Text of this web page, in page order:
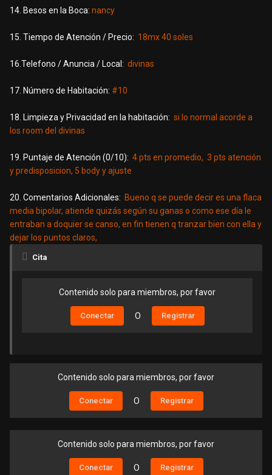
14. Besos en la Boca: nancy
15. Tiempo de Atención / Precio: 18mx 40 soles
16.Telefono / Anuncia / Local: divinas
17. Número de Habitación: #10
18. Limpieza y Privacidad en la habitación: si lo normal acorde a
los room del divinas
19. Puntaje de Atención (0/10): 4 pts en promedio, 3 pts atención
y predisposicion, 5 body y ajuste
20. Comentarios Adicionales: Bueno q se puede decir es una flaca
media bipolar, atiende quizás según su ganas o como ese día le
entraban a doquier se canso, en fin tienen q tranzar bien con ella y
dejar los puntos claros,
Cita
Contenido solo para miembros, por favor
Conectar O Registrar
Contenido solo para miembros, por favor
Conectar O Registrar
Contenido solo para miembros, por favor
Conectar O Registrar